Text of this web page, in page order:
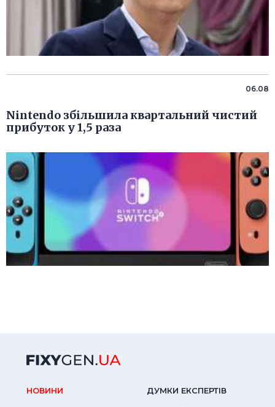
06.08
Nintendo збільшила квартальний чистий
прибуток у 1,5 раза
НОВИНИ ДУМКИ ЕКСПЕРТIВ